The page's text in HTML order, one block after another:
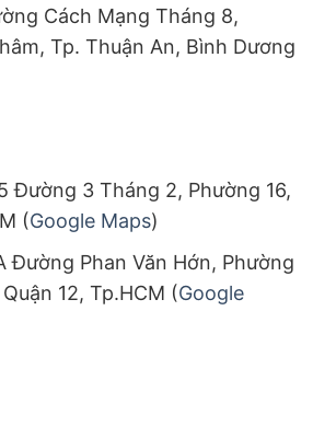
Cách Mạng Tháng 8,
Tp. Thuận An, Bình Dương
Đường 3 Tháng 2, Phường 16,
(Google Maps)
Đường Phan Văn Hớn, Phường
12, Tp.HCM (Google